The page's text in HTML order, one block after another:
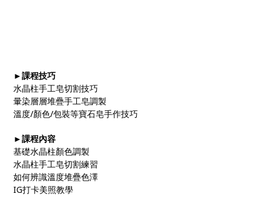
►課程技巧
水晶柱手工皂切割技巧
暈染層層堆疊手工皂調製
溫度/顏色/包裝等寶石皂手作技巧
►課程內容
基礎水晶柱顏色調製
水晶柱手工皂切割練習
如何辨識溫度堆疊色澤
IG打卡美照教學